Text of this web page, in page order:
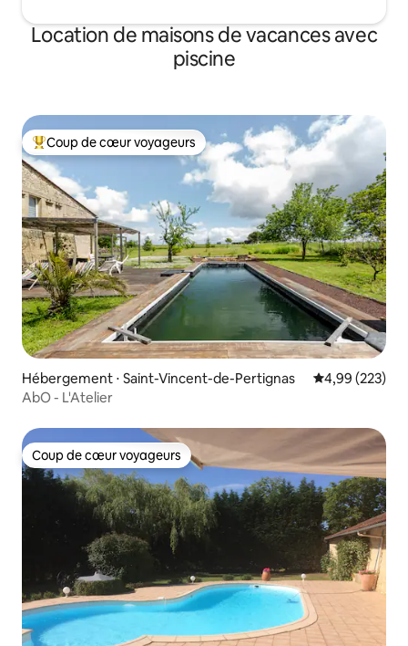
Location de maisons de vacances avec
piscine
Coups de cœur voyageurs les plus appréciés
Coup de cœur voyageurs
Hébergement ⋅ Saint-Vincent-de-Pertignas Évaluation
4,99 (223)
AbO - L'Atelier
Coup de cœur voyageurs
Coup de cœur voyageurs